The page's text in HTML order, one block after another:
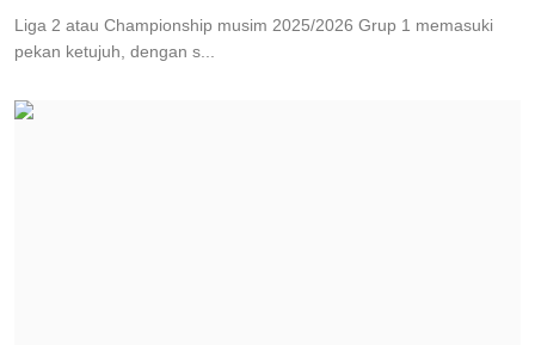
Liga 2 atau Championship musim 2025/2026 Grup 1 memasuki
pekan ketujuh, dengan s...